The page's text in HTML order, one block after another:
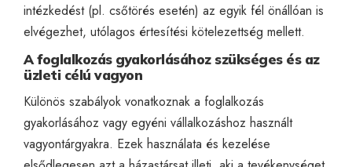
intézkedést (pl. csőtörés esetén) az egyik fél önállóan is
elvégezhet, utólagos értesítési kötelezettség mellett.
A foglalkozás gyakorlásához szükséges és az
üzleti célú vagyon
Különös szabályok vonatkoznak a foglalkozás
gyakorlásához vagy egyéni vállalkozáshoz használt
vagyontárgyakra. Ezek használata és kezelése